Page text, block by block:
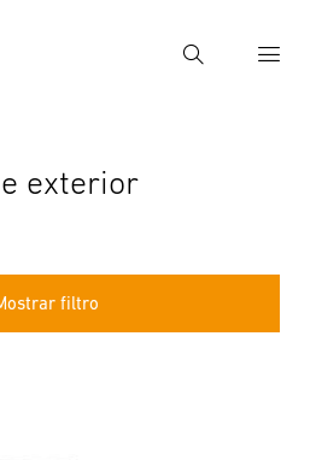
Búsqueda
exterior
filtro